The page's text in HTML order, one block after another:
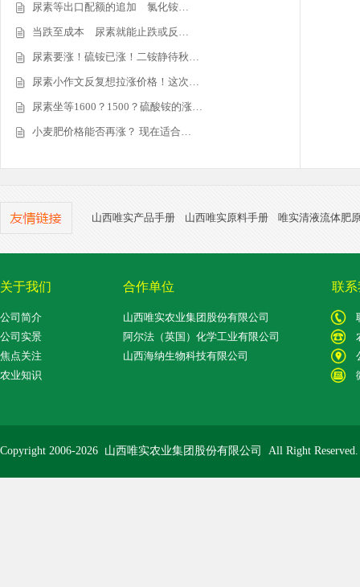
尿素等出口配额的追加 氯化铵…
当跌至成本 尿素就能止跌或反…
尿素要涨！硫铵已涨！二铵静待秋…
尿素小作文反复想拉涨价格！这次…
尿素坐等1600？1500？硫酸铵的涨…
小麦肥价格能否再涨？ 现在适合…
山西唯实产品手册 山西唯实原料手册 唯实清液流体肥
关于我们 合作单位 联
公司简介
公司实景
焦点关注
农业知识
山西唯实农业集团股份有限公司
阿尔法（英国）化学工业有限公司
山西海纳生物科技有限公司
Copyright 2006-2026 山西唯实农业集团股份有限公司 All Right